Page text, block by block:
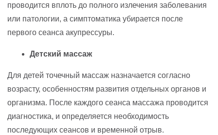
проводится вплоть до полного излечения заболевания
или патологии, а симптоматика убирается после
первого сеанса акупрессуры.
Детский массаж
Для детей точечный массаж назначается согласно
возрасту, особенностям развития отдельных органов и
организма. После каждого сеанса массажа проводится
диагностика, и определяется необходимость
последующих сеансов и временной отрыв.